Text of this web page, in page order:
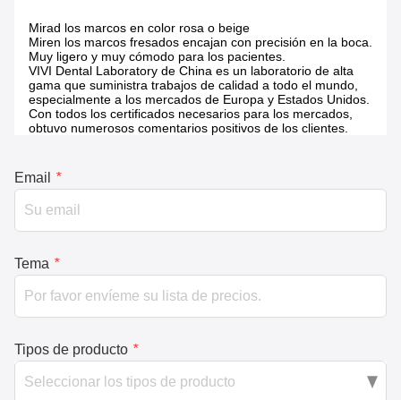
Mirad los marcos en color rosa o beige
Miren los marcos fresados encajan con precisión en la boca.
Muy ligero y muy cómodo para los pacientes.
VIVI Dental Laboratory de China es un laboratorio de alta
gama que suministra trabajos de calidad a todo el mundo,
especialmente a los mercados de Europa y Estados Unidos.
Con todos los certificados necesarios para los mercados,
obtuvo numerosos comentarios positivos de los clientes.
Email *
Tema *
Tipos de producto *